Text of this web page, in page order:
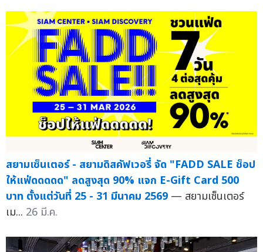
สยามเซ็นเตอร์ - สยามดิสคัฟเวอรี่ จัด "FADD SALE ช็อป
ให้แฟ่ดดดดด" ลดสูงสุด 90% แจก E-Gift Card 500
บาท ตั้งแต่วันที่ 25 - 31 มีนาคม 2569 — สยามเซ็นเตอร์
เม... 26 มี.ค.